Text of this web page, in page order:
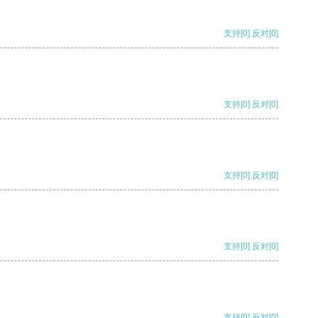
支持[0] 反对[0]
支持[0] 反对[0]
支持[0] 反对[0]
支持[0] 反对[0]